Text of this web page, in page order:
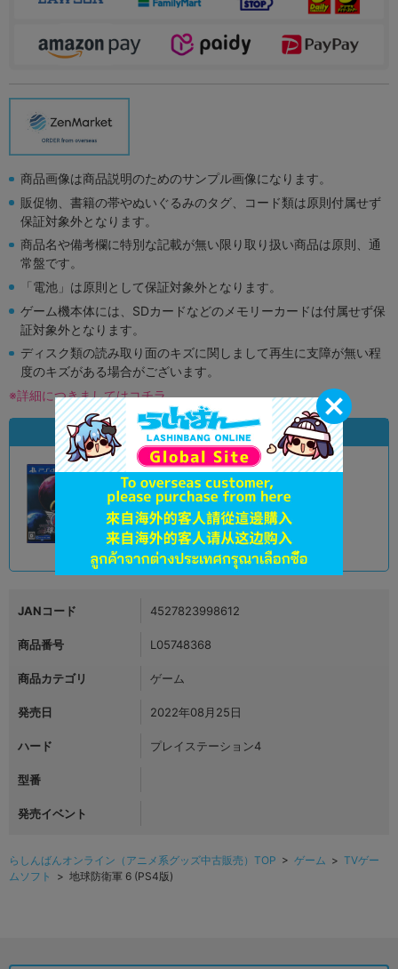
商品画像は商品説明のためのサンプル画像になります。
販促物、書籍の帯やぬいぐるみのタグ、コード類は原則付属せず
保証対象外となります。
商品名や備考欄に特別な記載が無い限り取り扱い商品は原則、通
常盤です。
「電池」は原則として保証対象外となります。
ゲーム機本体には、SDカードなどのメモリーカードは付属せず保
証対象外となります。
ディスク類の読み取り面のキズに関しまして再生に支障が無い程
度のキズがある場合がございます。
※詳細につきましてはコチラ
状態違いの同一商品
状態 :A
オンライン
品切状態 3,190円 税込
JANコード 4527823998612
商品番号 L05748368
商品カテゴリ ゲーム
発売日 2022年08月25日
ハード プレイステーション4
型番
発売イベント
らしんばんオンライン（アニメ系グッズ中古販売）TOP > ゲーム > TVゲー
ムソフト
> 地球防衛軍 6 (PS4版)